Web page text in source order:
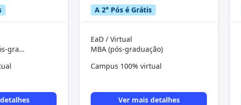
Especialização (pós-graduação)
A 2° Pós é Grátis
EaD / Virtual
MBA (pós-graduação)
Campus 100% virtual
Ver mais detalhes